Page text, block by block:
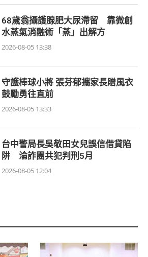
68歲翁攝護腺肥大尿滯留 靠微創
水蒸氣消融術「蒸」出解方
2026-08-05 13:38
守護棒球小將 張芬郁攜家長贈風衣
鼓勵勇往直前
2026-08-05 13:33
台中警局長吳敬田女兒誤信借貸陷
阱 淪詐團共犯判刑5月
2026-08-05 12:04